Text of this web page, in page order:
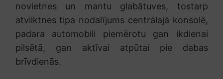
novietnes un mantu glabātuves, tostarp
atvilktnes tipa nodalījums centrālajā konsolē,
padara automobili piemērotu gan ikdienai
pilsētā, gan aktīvai atpūtai pie dabas
brīvdienās.